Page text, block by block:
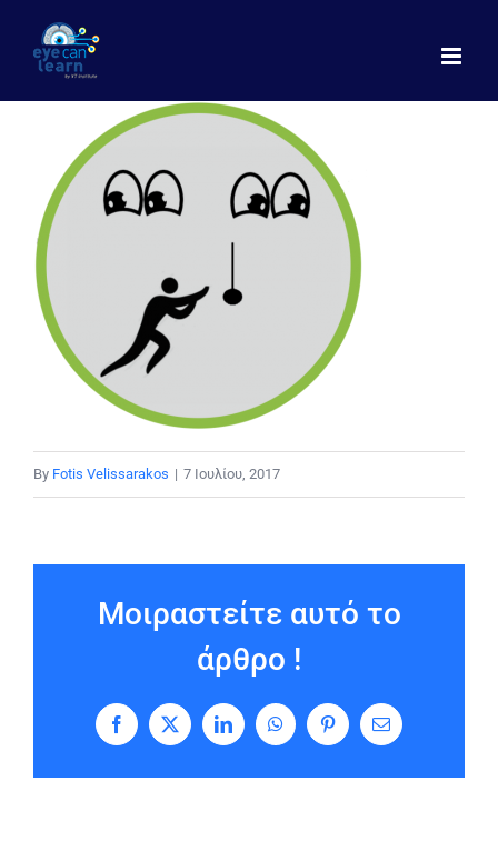
περιεχόμενο
By Fotis Velissarakos | 7 Ιουλίου, 2017
Μοιραστείτε αυτό το
άρθρο !
Facebook
X LinkedInWhatsAppPinterestEmail